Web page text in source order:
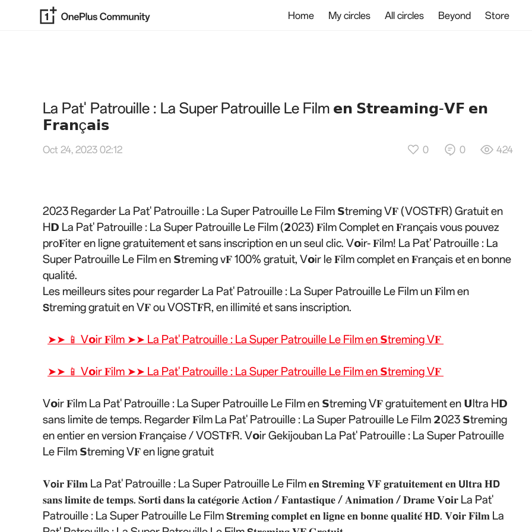
Home My circles All circles Beyond Store
La Pat' Patrouille : La Super Patrouille Le Film 𝗲𝗻 𝗦𝘁𝗿𝗲𝗮𝗺𝗶𝗻𝗴-𝗩𝗙 𝗲𝗻
𝗙𝗿𝗮𝗻ç𝗮𝗶𝘀
Oct 24, 2023 02:12 0 0 424
2023 Regarder La Pat' Patrouille : La Super Patrouille Le Film 𝗦treming V𝐅 (VOST𝐅R) Gratuit en
H𝗗 La Pat' Patrouille : La Super Patrouille Le Film (𝟮023) 𝐅ilm Complet en 𝐅rançais vous pouvez
pro𝐅iter en ligne gratuitement et sans inscription en un seul clic. V𝗼ir- 𝐅ilm! La Pat' Patrouille : La
Super Patrouille Le Film en 𝗦treming v𝐅 100% gratuit, V𝗼ir le 𝐅ilm complet en 𝐅rançais et en bonne
qualité.
Les meilleurs sites pour regarder La Pat' Patrouille : La Super Patrouille Le Film un 𝐅ilm en
𝗦treming gratuit en V𝐅 ou VOST𝐅R, en illimité et sans inscription.
➤➤ 📱 V𝗼ir 𝐅ilm ➤➤ La Pat' Patrouille : La Super Patrouille Le Film en 𝗦treming V𝐅
➤➤ 📱 V𝗼ir 𝐅ilm ➤➤ La Pat' Patrouille : La Super Patrouille Le Film en 𝗦treming V𝐅
V𝗼ir 𝐅ilm La Pat' Patrouille : La Super Patrouille Le Film en 𝗦treming V𝐅 gratuitement en 𝗨ltra H𝗗
sans limite de temps. Regarder 𝐅ilm La Pat' Patrouille : La Super Patrouille Le Film 𝟮023 𝗦treming
en entier en version 𝐅rançaise / VOST𝐅R. V𝗼ir Gekijouban La Pat' Patrouille : La Super Patrouille
Le Film 𝗦treming V𝐅 en ligne gratuit
𝐕𝗼𝐢𝐫 𝐅𝐢𝐥𝐦 La Pat' Patrouille : La Super Patrouille Le Film 𝐞𝐧 𝗦𝐭𝐫𝐞𝐦𝐢𝐧𝐠 𝐕𝐅 𝐠𝐫𝐚𝐭𝐮𝐢𝐭𝐞𝐦𝐞𝐧𝐭 𝐞𝐧 𝗨𝐥𝐭𝐫𝐚 𝐇𝗗
𝐬𝐚𝐧𝐬 𝐥𝐢𝐦𝐢𝐭𝐞 𝐝𝐞 𝐭𝐞𝐦𝐩𝐬. 𝐒𝐨𝐫𝐭𝐢 𝐝𝐚𝐧𝐬 𝐥𝐚 𝐜𝐚𝐭𝐞́𝐠𝐨𝐫𝐢𝐞 𝐀𝐜𝐭𝐢𝐨𝐧 / 𝐅𝐚𝐧𝐭𝐚𝐬𝐭𝐢𝐪𝐮𝐞 / 𝐀𝐧𝐢𝐦𝐚𝐭𝐢𝐨𝐧 / 𝐃𝐫𝐚𝐦𝐞 𝐕𝗼𝐢𝐫 La Pat'
Patrouille : La Super Patrouille Le Film 𝗦𝐭𝐫𝐞𝐦𝐢𝐧𝐠 𝐜𝐨𝐦𝐩𝐥𝐞𝐭 𝐞𝐧 𝐥𝐢𝐠𝐧𝐞 𝐞𝐧 𝐛𝐨𝐧𝐧𝐞 𝐪𝐮𝐚𝐥𝐢𝐭𝐞́ 𝐇𝗗. 𝐕𝗼𝐢𝐫 𝐅𝐢𝐥𝐦 La